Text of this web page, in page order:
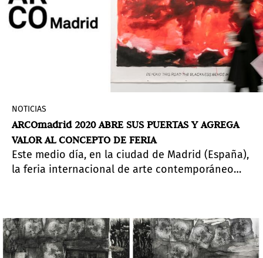
NOTICIAS
ARCOmadrid 2020 ABRE SUS PUERTAS Y AGREGA
VALOR AL CONCEPTO DE FERIA
Este medio día, en la ciudad de Madrid (España),
la feria internacional de arte contemporáneo
a las 12:00 de la mañana, la feria inaugura para
todo el público.